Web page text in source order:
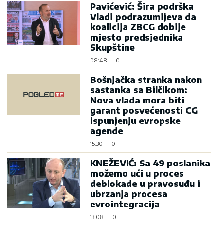
Pavićević: Šira podrška
Vladi podrazumijeva da
koalicija ZBCG dobije
mjesto predsjednika
Skupštine
08:48 0
Bošnjačka stranka nakon
sastanka sa Bilčikom:
Nova vlada mora biti
garant posvećenosti CG
ispunjenju evropske
agende
15:30 0
KNEŽEVIĆ: Sa 49 poslanika
možemo ući u proces
deblokade u pravosuđu i
ubrzanja procesa
evrointegracija
13:08 0